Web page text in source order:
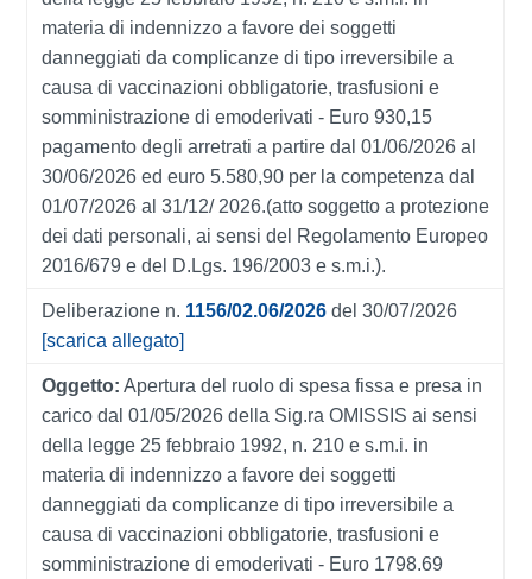
materia di indennizzo a favore dei soggetti
danneggiati da complicanze di tipo irreversibile a
causa di vaccinazioni obbligatorie, trasfusioni e
somministrazione di emoderivati - Euro 930,15
pagamento degli arretrati a partire dal 01/06/2026 al
30/06/2026 ed euro 5.580,90 per la competenza dal
01/07/2026 al 31/12/ 2026.(atto soggetto a protezione
dei dati personali, ai sensi del Regolamento Europeo
2016/679 e del D.Lgs. 196/2003 e s.m.i.).
Deliberazione n. 1156/02.06/2026 del 30/07/2026
[scarica allegato]
Oggetto: Apertura del ruolo di spesa fissa e presa in
carico dal 01/05/2026 della Sig.ra OMISSIS ai sensi
della legge 25 febbraio 1992, n. 210 e s.m.i. in
materia di indennizzo a favore dei soggetti
danneggiati da complicanze di tipo irreversibile a
causa di vaccinazioni obbligatorie, trasfusioni e
somministrazione di emoderivati - Euro 1798.69